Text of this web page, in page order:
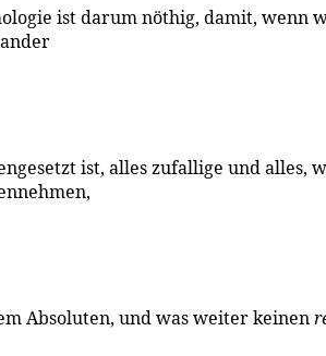
ist darum nöthig, damit, wenn
ist, alles zufallige und alles,
Absoluten, und was weiter keinen